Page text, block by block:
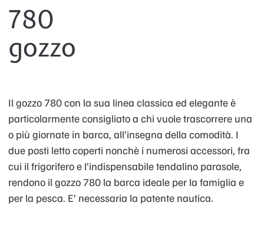
780
gozzo
Il gozzo 780 con la sua linea classica ed elegante è
particolarmente consigliato a chi vuole trascorrere una
o più giornate in barca, all’insegna della comodità. I
due posti letto coperti nonchè i numerosi accessori, fra
cui il frigorifero e l’indispensabile tendalino parasole,
rendono il gozzo 780 la barca ideale per la famiglia e
per la pesca. E’ necessaria la patente nautica.